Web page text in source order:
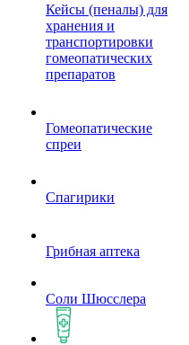
Кейсы (пеналы) для
хранения и
транспортировки
гомеопатических
препаратов
Гомеопатические
спреи
Спагирики
Грибная аптека
Соли Шюсслера